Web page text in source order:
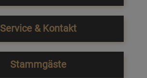
Service & Kontakt
Stammgäste